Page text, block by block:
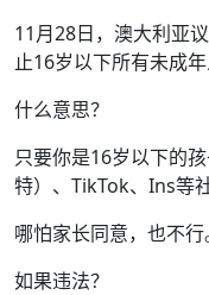
11月28日，澳大利亚
止16岁以下所有未成年
什么意思？
只要你是16岁以下的
特）、TikTok、Ins等
哪怕家长同意，也不行
如果违法？